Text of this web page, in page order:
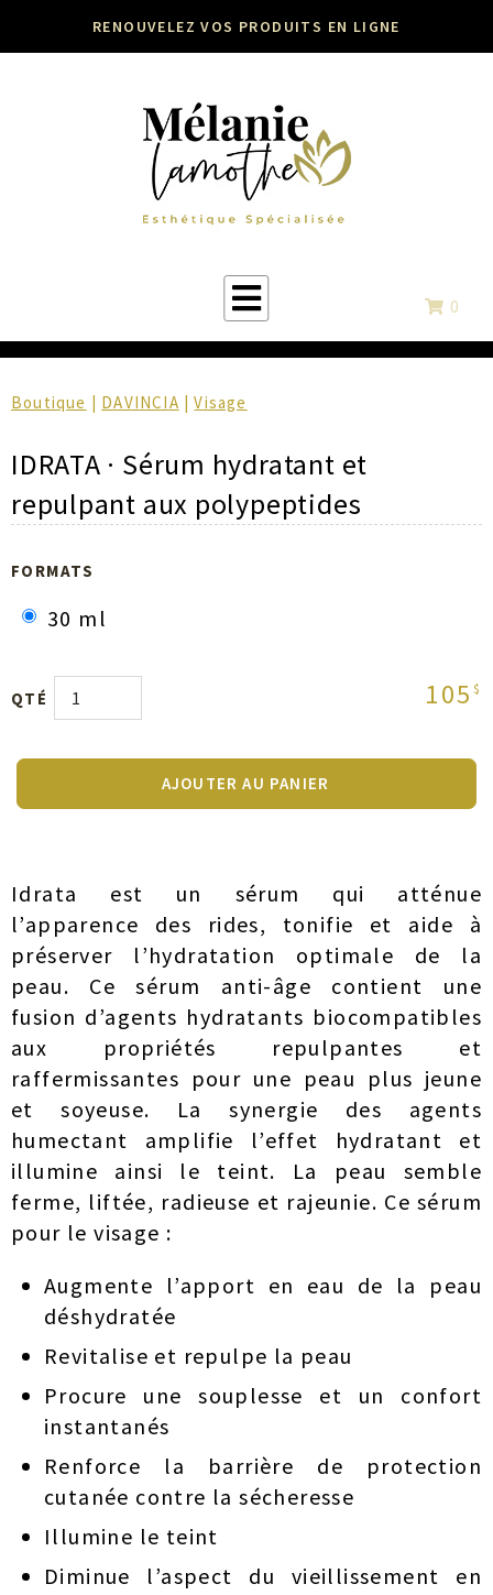
RENOUVELEZ VOS PRODUITS EN LIGNE
0
Boutique | DAVINCIA |Visage
IDRATA · Sérum hydratant et
repulpant aux polypeptides
FORMATS
30 ml
QTÉ 105 $
AJOUTER AU PANIER
Idrata est un sérum qui atténue
l’apparence des rides, tonifie et aide à
préserver l’hydratation optimale de la
peau. Ce sérum anti-âge contient une
fusion d’agents hydratants biocompatibles
aux propriétés repulpantes et
raffermissantes pour une peau plus jeune
et soyeuse. La synergie des agents
humectant amplifie l’effet hydratant et
illumine ainsi le teint. La peau semble
ferme, liftée, radieuse et rajeunie. Ce sérum
pour le visage :
Augmente l’apport en eau de la peau
déshydratée
Revitalise et repulpe la peau
Procure une souplesse et un confort
instantanés
Renforce la barrière de protection
cutanée contre la sécheresse
Illumine le teint
Diminue l’aspect du vieillissement en